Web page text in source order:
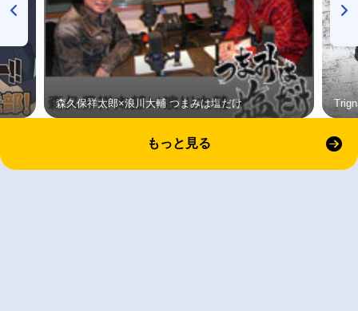
森久保祥太郎×浪川大輔 つまみは塩だけ
もっと見る